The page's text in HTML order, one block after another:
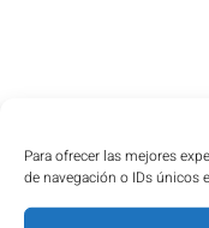
Para ofrecer las mejores
de navegación o IDs únicos